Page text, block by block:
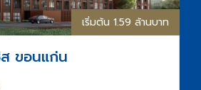
เริ่มต้น 1.59 ล้านบาท
ส ขอนแก่น